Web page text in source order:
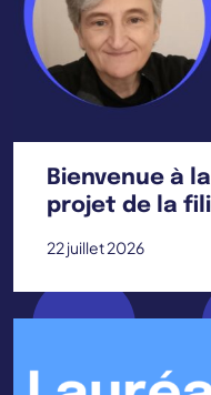
Bienvenue à
projet de la
22 juillet 2026